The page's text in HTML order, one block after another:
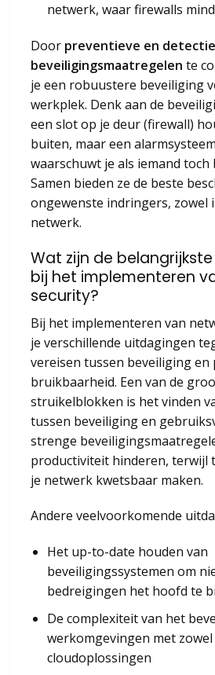
netwerk, waar firewalls
Door preventieve en
beveiligingsmaatregelen te
je een robuustere beveiliging
werkplek. Denk aan de
een slot op je deur (firewall)
buiten, maar een
waarschuwt je als iemand
Samen bieden ze de beste
ongewenste indringers, zowel
netwerk.
Wat zijn de
bij het implementeren
security?
Bij het implementeren van
je verschillende uitdagingen
vereisen tussen beveiliging en
bruikbaarheid. Een van de
struikelblokken is het vinden
tussen beveiliging en
strenge
productiviteit hinderen, terwijl
je netwerk kwetsbaar maken.
Andere veelvoorkomende
Het up-to-date houden van
beveiligingssystemen om
bedreigingen het hoofd te
De complexiteit van het
werkomgevingen met
cloudoplossingen